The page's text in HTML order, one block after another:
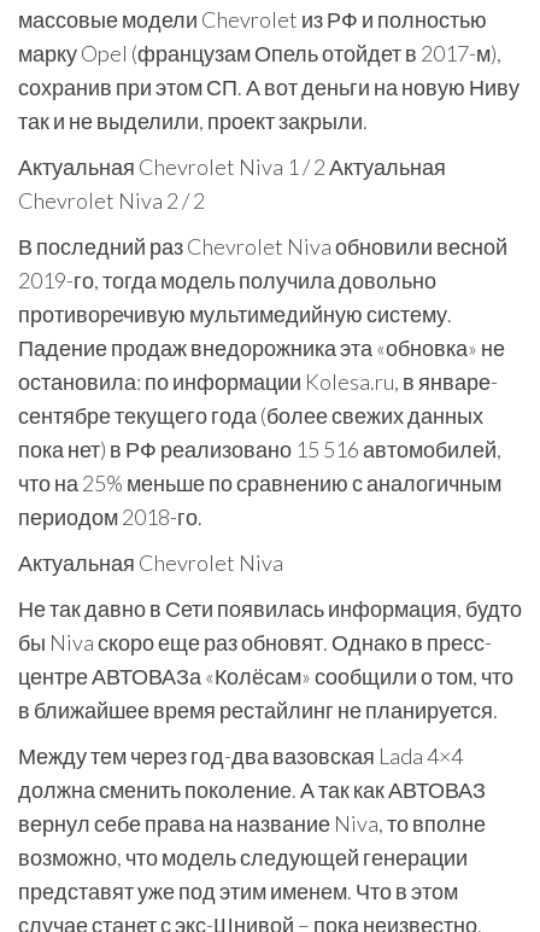
массовые модели Chevrolet из РФ и полностью
марку Opel (французам Опель отойдет в 2017-м),
сохранив при этом СП. А вот деньги на новую Ниву
так и не выделили, проект закрыли.
Актуальная Chevrolet Niva 1 / 2 Актуальная
Chevrolet Niva 2/ 2
В последний раз Chevrolet Niva обновили весной
2019-го, тогда модель получила довольно
противоречивую мультимедийную систему.
Падение продаж внедорожника эта «обновка» не
остановила: по информации Kolesa.ru, в январе-
сентябре текущего года (более свежих данных
пока нет) в РФ реализовано 15 516 автомобилей,
что на 25% меньше по сравнению с аналогичным
периодом 2018-го.
Актуальная Chevrolet Niva
Не так давно в Сети появилась информация, будто
бы Niva скоро еще раз обновят. Однако в пресс-
центре АВТОВАЗа «Колёсам» сообщили о том, что
в ближайшее время рестайлинг не планируется.
Между тем через год-два вазовская Lada 4×4
должна сменить поколение. А так как АВТОВАЗ
вернул себе права на название Niva, то вполне
возможно, что модель следующей генерации
представят уже под этим именем. Что в этом
случае станет с экс-Шнивой – пока неизвестно.